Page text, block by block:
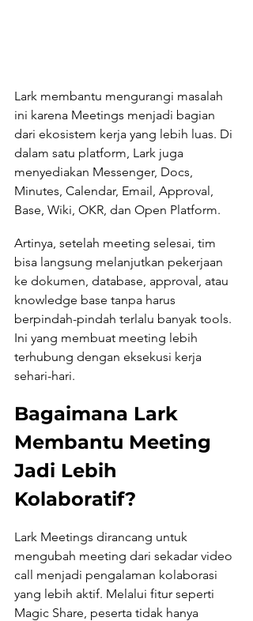
Lark membantu mengurangi masalah
ini karena Meetings menjadi bagian
dari ekosistem kerja yang lebih luas. Di
dalam satu platform, Lark juga
menyediakan Messenger, Docs,
Minutes, Calendar, Email, Approval,
Base, Wiki, OKR, dan Open Platform.
Artinya, setelah meeting selesai, tim
bisa langsung melanjutkan pekerjaan
ke dokumen, database, approval, atau
knowledge base tanpa harus
berpindah-pindah terlalu banyak tools.
Ini yang membuat meeting lebih
terhubung dengan eksekusi kerja
sehari-hari.
Bagaimana Lark
Membantu Meeting
Jadi Lebih
Kolaboratif?
Lark Meetings dirancang untuk
mengubah meeting dari sekadar video
call menjadi pengalaman kolaborasi
yang lebih aktif. Melalui fitur seperti
Magic Share, peserta tidak hanya